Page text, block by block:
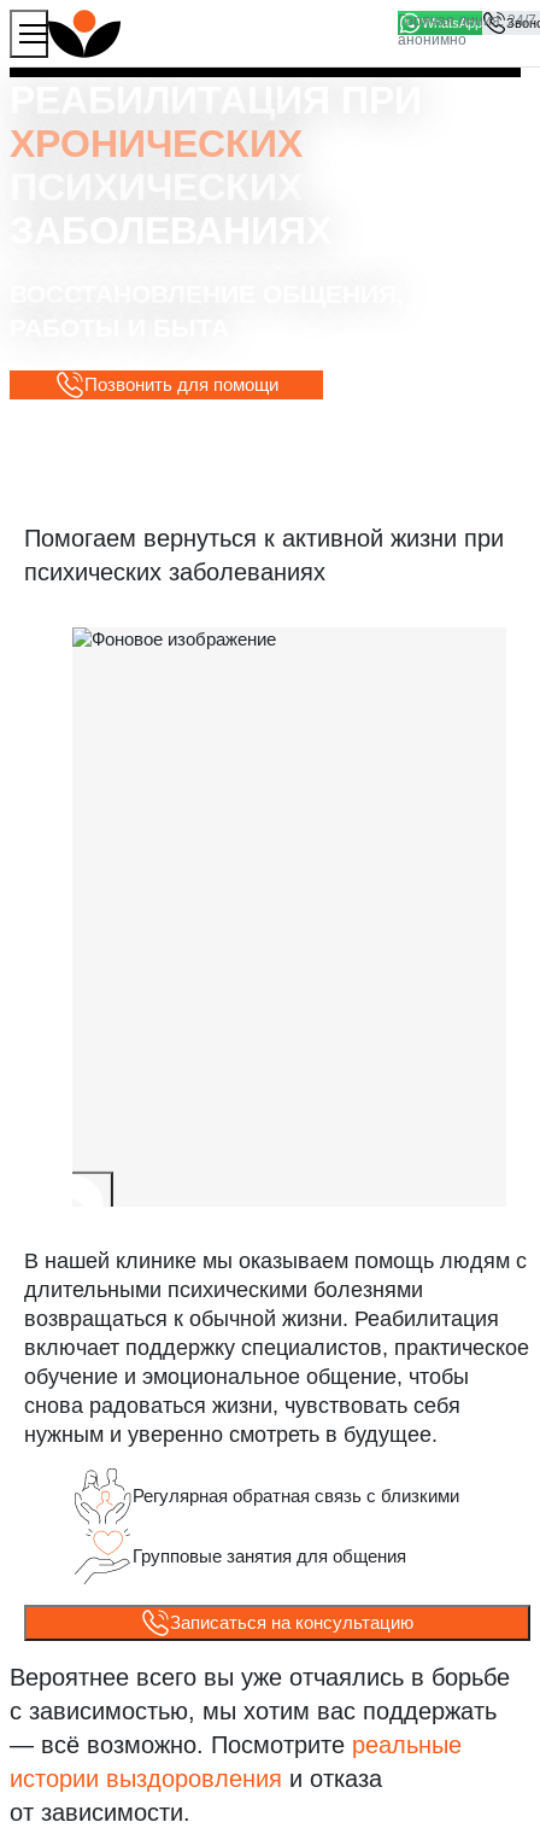
WhatsApp
ХРОНИЧЕСКИХ
Позвонить для помощи
Помогаем вернуться к активной жизни при
психических заболеваниях
В нашей клинике мы оказываем помощь людям с
длительными психическими болезнями
возвращаться к обычной жизни. Реабилитация
включает поддержку специалистов, практическое
обучение и эмоциональное общение, чтобы
снова радоваться жизни, чувствовать себя
нужным и уверенно смотреть в будущее.
Регулярная обратная связь с близкими
Групповые занятия для общения
Записаться на консультацию
Вероятнее всего вы уже отчаялись в борьбе
с зависимостью, мы хотим вас поддержать
— всё возможно. Посмотрите реальные
истории выздоровления и отказа
от зависимости.
Продолжая работу с сайтом, вы соглашаетесь на то, что
мы используем файлы
Хорошо